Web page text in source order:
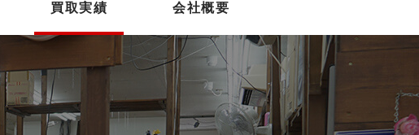
買取実績 会社概要